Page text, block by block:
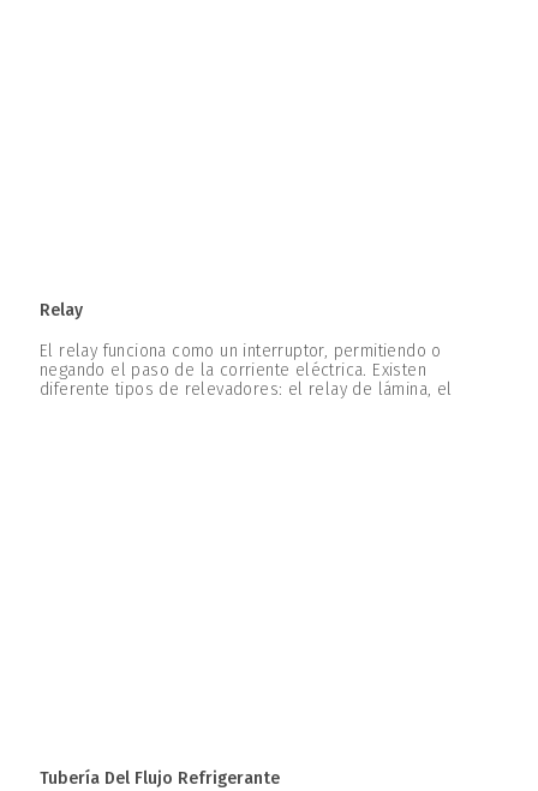
Relay
El relay funciona como un interruptor, permitiendo o
negando el paso de la corriente eléctrica. Existen
diferente tipos de relevadores: el relay de lámina, el
Tubería Del Flujo Refrigerante